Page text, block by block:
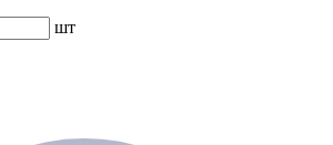
шт